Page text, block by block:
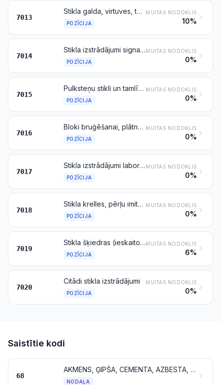
7013
Stikla galda, virtuves, tualetes, kancelejas piederumi, izstrādājumi mājas iekārtojumam vai tamlīdzīgi izstrādājumi (izņemot izstrādājumus, kas minēti pozīcijā 7010 vai 7018)
POZĪCIJA
MUITAS NODOKLIS
10%
7014
Stikla izstrādājumi signalizācijai un optikas elementi (izņemot pozīcijā 7015 minētos), kas nav optiski apstrādāti
POZĪCIJA
MUITAS NODOKLIS
0%
7015
Pulksteņu stikli un tamlīdzīgi stikli, redzi koriģējošu un nekoriģējošu briļļu stikli, izliekti, ieliekti, dobi un tamlīdzīgi, optiski neapstrādāti; dobas stikla lodes un to segmenti šādu stiklu ražošanai
POZĪCIJA
MUITAS NODOKLIS
0%
7016
Bloki bruģēšanai, plātnes, ķieģeļi, plāksnītes un tamlīdzīgi izstrādājumi no presēta vai lieta stikla, stiegroti vai nestiegroti, izmantojami būvdarbos vai celtniecībā; stikla klucīši un citādi stikla izstrādājumi mozaīkas un tamlīdzīgiem dekoratīviem darbiem uz pamatnes vai bez tās; vitrāžu stikli un tamlīdzīgi stikli; daudzšūnu stikls vai putustikls bloku, paneļu, plākšņu, apvalku vai tamlīdzīgās formās
POZĪCIJA
MUITAS NODOKLIS
0%
7017
Stikla izstrādājumi laboratoriju, higiēnas un farmācijas vajadzībām, graduēti vai negraduēti, kalibrēti vai nekalibrēti
POZĪCIJA
MUITAS NODOKLIS
0%
7018
Stikla krelles, pērļu imitācijas, dārgakmeņu un pusdārgakmeņu imitācijas un tamlīdzīgi stikla izstrādājumi, kā arī izstrādājumi no tiem, izņemot bižutēriju; stikla acis, izņemot protēzes; statuetes un citādi dekorējumi no stikla, kas apstrādāts ar lodlampu, izņemot bižutēriju; stikla mikrolodītes, kuru diametrs nepārsniedz 1 mm
POZĪCIJA
MUITAS NODOKLIS
0%
7019
Stikla šķiedras (ieskaitot stikla vati) un to izstrādājumi (piemēram, pavedieni, grīstes, austi audumi)
POZĪCIJA
MUITAS NODOKLIS
6%
7020
Citādi stikla izstrādājumi
POZĪCIJA
MUITAS NODOKLIS
0%
Saistītie kodi
68
AKMENS, ĢIPŠA, CEMENTA, AZBESTA, VIZLAS UN TAMLĪDZĪGU MATERIĀLU IZSTRĀDĀJUMI
NODAĻA